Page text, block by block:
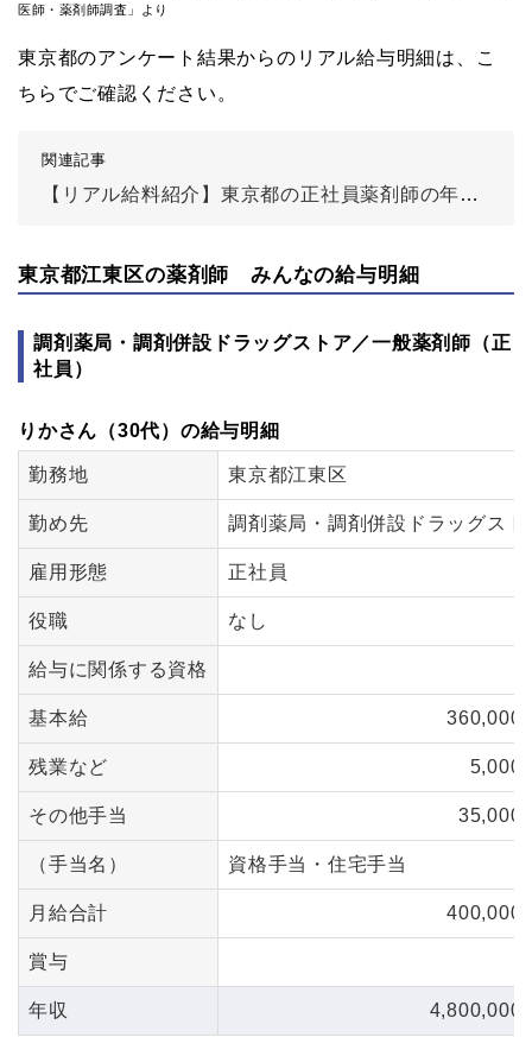
医師・薬剤師調査」より
東京都のアンケート結果からのリアル給与明細は、こ
ちらでご確認ください。
関連記事
【リアル給料紹介】東京都の正社員薬剤師の年収は？
東京都江東区の薬剤師 みんなの給与明細
調剤薬局・調剤併設ドラッグストア／一般薬剤師（正
社員）
りかさん（30代）の給与明細
勤務地 東京都江東区
勤め先 調剤薬局・調剤併設ドラッグスト
雇用形態 正社員
役職 なし
給与に関係する資格
基本給 360,000
残業など 5,000
その他手当 35,000
（手当名） 資格手当・住宅手当
月給合計 400,000
賞与
年収 4,800,000